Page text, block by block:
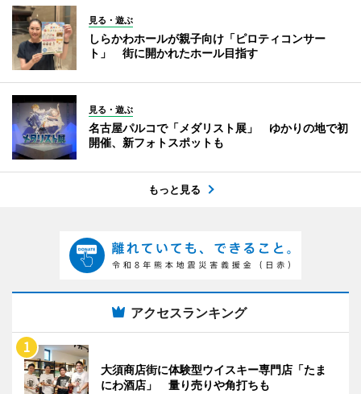
見る・遊ぶ
しらかわホールが親子向け「ピロティコンサー
ト」 街に開かれたホール目指す
見る・遊ぶ
名古屋パルコで「メダリスト展」 ゆかりの地で初
開催、新フォトスポットも
もっと見る
アクセスランキング
大須商店街に体験型ウイスキー専門店「たま
にわ酒店」 量り売りや角打ちも